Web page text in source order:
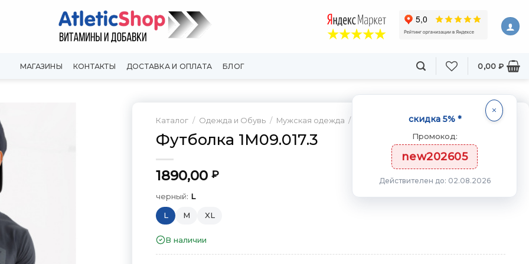
МАГАЗИНЫ КОНТАКТЫ ДОСТАВКА И ОПЛАТА БЛОГ 0,00 ₽
Каталог / Одежда и Обувь / Мужская одежда /
Футболка 1M09.017.3
1890,00 ₽
черный: L
L M XL
В наличии
скидка 5% *
Промокод:
new202605
Действителен до: 02.08.2026